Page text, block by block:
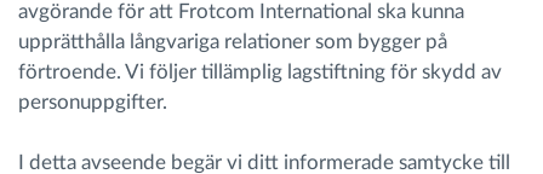
Workforce management
järrstyrd nedladdning från färdskrivare
Åtkomstkontroll
avgörande för att Frotcom International ska kunna
upprätthålla långvariga relationer som bygger på
förtroende. Vi följer tillämplig lagstiftning för skydd av
personuppgifter.
I detta avseende begär vi ditt informerade samtycke till